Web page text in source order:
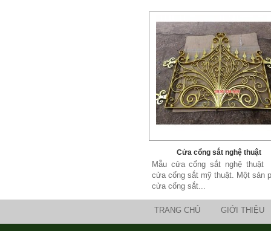
Cửa cổng sắt nghệ thuật
Mẫu cửa cổng sắt nghệ thuật
cửa cổng sắt mỹ thuật. Một sản
cửa cổng sắt...
TRANG CHỦ GIỚI THIỆU